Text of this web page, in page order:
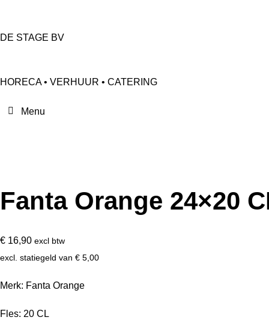
DE STAGE BV
HORECA • VERHUUR • CATERING
Fanta Orange 24×20
€ 16,90 excl btw
excl. statiegeld van € 5,00
Merk: Fanta Orange
Fles: 20 CL